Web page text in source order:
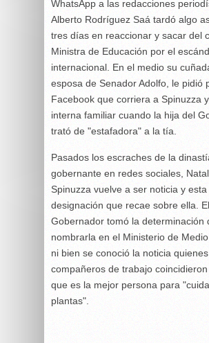
WhatsApp a las redacciones
Alberto Rodríguez Saá tardó algo
tres días en reaccionar y sacar del
Ministra de Educación por el
internacional. En el medio su
esposa de Senador Adolfo, le pidió
Facebook que corriera a Spinuzza
interna familiar cuando la hija del
trató de "estafadora" a la tía.
Pasados los escraches de la
gobernante en redes sociales,
Spinuzza vuelve a ser noticia y
designación que recae sobre ella. El
Gobernador tomó la determinación
nombrarla en el Ministerio de Medio
ni bien se conoció la noticia
compañeros de trabajo
que es la mejor persona para
plantas".